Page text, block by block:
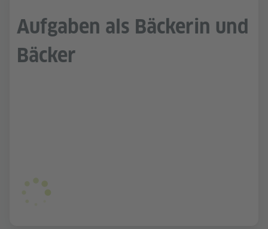
Aufgaben als Bäckerin und
Bäcker